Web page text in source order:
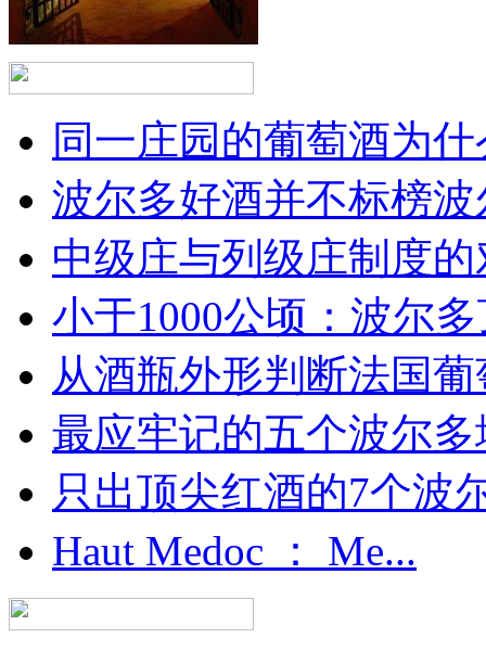
同一庄园的葡萄酒为
波尔多好酒并不标榜
中级庄与列级庄制度
小于1000公顷：波尔
从酒瓶外形判断法国
最应牢记的五个波尔多
只出顶尖红酒的7个波
Haut Medoc ： Me...